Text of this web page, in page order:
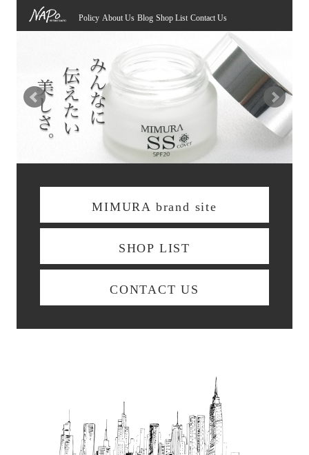
Policy About Us Blog Shop List Contact Us
MIMURA brand site
SHOP LIST
CONTACT US